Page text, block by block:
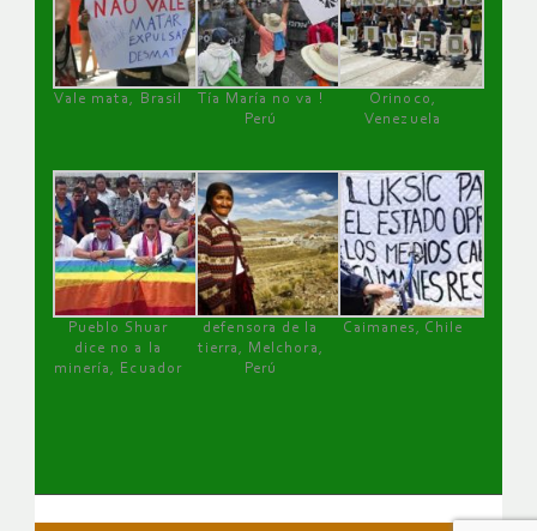
Vale mata, Brasil
Tía María no va !
Perú
Orinoco,
Venezuela
Pueblo Shuar
dice no a la
minería, Ecuador
defensora de la
tierra, Melchora,
Perú
Caimanes, Chile